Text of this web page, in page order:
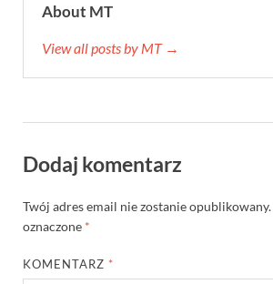
About MT
View all posts by MT →
Dodaj komentarz
Twój adres email nie zostanie opublikowany.
oznaczone *
KOMENTARZ *